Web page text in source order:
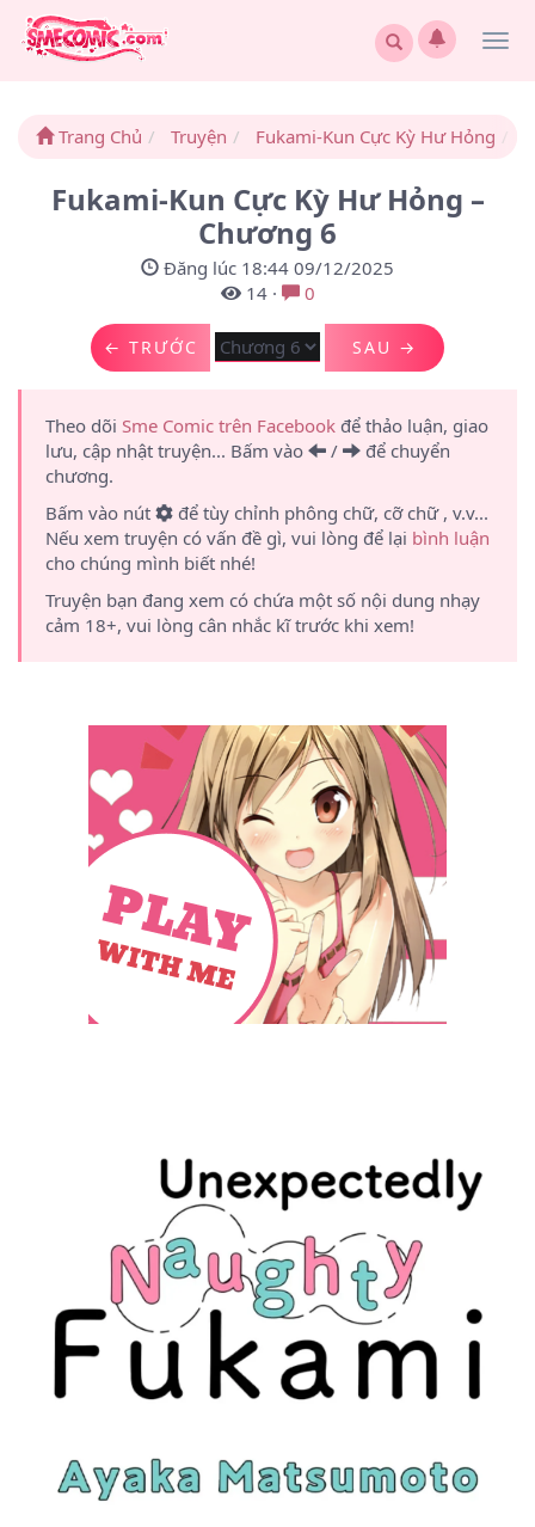
Trang Chủ Truyện Fukami-Kun Cực Kỳ Hư Hỏng
Fukami-Kun Cực Kỳ Hư Hỏng –
Chương 6
Đăng lúc 18:44 09/12/2025
14· 0
← TRƯỚC SAU →
Theo dõi Sme Comic trên Facebook để thảo luận, giao
lưu, cập nhật truyện... Bấm vào
/
để chuyển
chương.
Bấm vào nút
để tùy chỉnh phông chữ, cỡ chữ , v.v...
Nếu xem truyện có vấn đề gì, vui lòng để lại bình luận
cho chúng mình biết nhé!
Truyện bạn đang xem có chứa một số nội dung nhạy
cảm 18+, vui lòng cân nhắc kĩ trước khi xem!